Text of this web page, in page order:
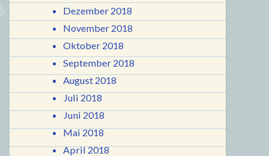
Dezember 2018
November 2018
Oktober 2018
September 2018
August 2018
Juli 2018
Juni 2018
Mai 2018
April 2018